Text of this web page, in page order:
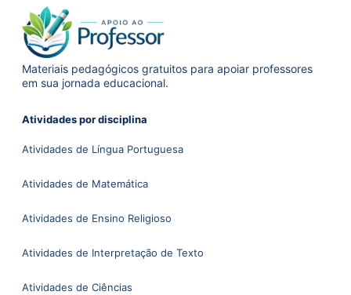
Materiais pedagógicos gratuitos para apoiar professores
em sua jornada educacional.
Atividades por disciplina
Atividades de Língua Portuguesa
Atividades de Matemática
Atividades de Ensino Religioso
Atividades de Interpretação de Texto
Atividades de Ciências